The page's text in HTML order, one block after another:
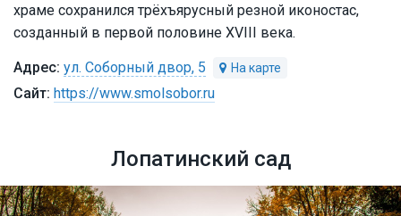
храме сохранился трёхъярусный резной иконостас,
созданный в первой половине XVIII века.
ул. Соборный двор, 5
https://www.smolsobor.ru
Лопатинский сад